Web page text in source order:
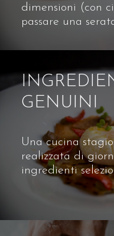
dimensioni (con
passare una
GENUINI
Una cucina
realizzata di
ingredienti